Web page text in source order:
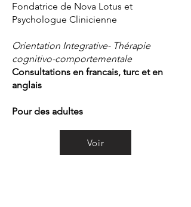
Fondatrice de Nova Lotus et
Psychologue Clinicienne
Orientation Integrative- Thérapie
cognitivo-comportementale
Consultations en francais, turc et en
anglais
Pour des adultes
Voir